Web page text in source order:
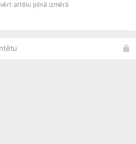
attēlu pilnā izmērā